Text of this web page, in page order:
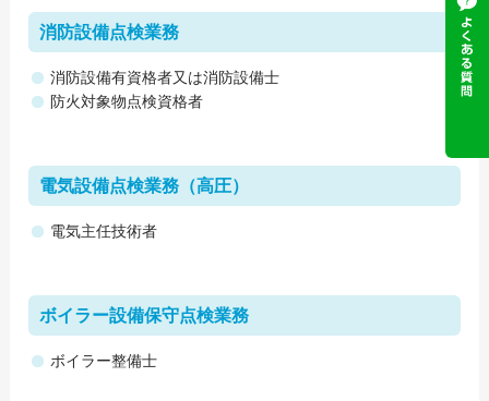
消防設備点検業務
消防設備有資格者又は消防設備士
防火対象物点検資格者
電気設備点検業務（高圧）
電気主任技術者
ボイラー設備保守点検業務
ボイラー整備士